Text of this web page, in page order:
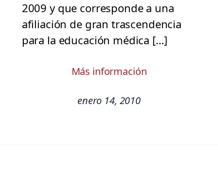
2009 y que corresponde a una
afiliación de gran trascendencia
para la educación médica […]
Más información
enero 14, 2010